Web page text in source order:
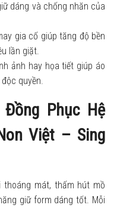
dáng và chống nhăn của
gia cố giúp tăng độ bền
lần giặt.
ảnh hay họa tiết giúp áo
quyền.
Phục Hệ
Việt – Sing
thoáng mát, thấm hút mồ
giữ form dáng tốt. Mỗi